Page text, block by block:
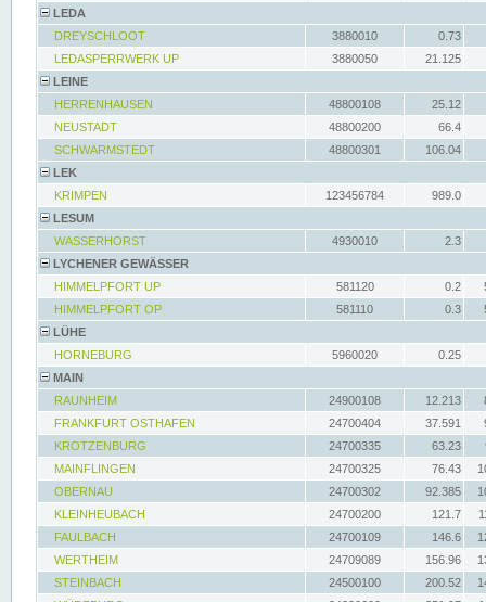
LEDA
DREYSCHLOOT
3880010
0.73
LEDASPERRWERK UP
3880050
21.125
LEINE
HERRENHAUSEN
48800108
25.12
NEUSTADT
48800200
66.4
SCHWARMSTEDT
48800301
106.04
LEK
KRIMPEN
123456784
989.0
LESUM
WASSERHORST
4930010
2.3
LYCHENER GEWÄSSER
HIMMELPFORT UP
581120 0.2
HIMMELPFORT OP
581110 0.3
LÜHE
HORNEBURG
5960020
0.25
MAIN
RAUNHEIM
24900108 12.213
FRANKFURT OSTHAFEN
24700404 37.591
KROTZENBURG
24700335 63.23
MAINFLINGEN
24700325 76.43
OBERNAU
24700302 92.385
KLEINHEUBACH
24700200 121.7
FAULBACH
24700109 146.6
WERTHEIM
24709089 156.96
STEINBACH
24500100 200.52